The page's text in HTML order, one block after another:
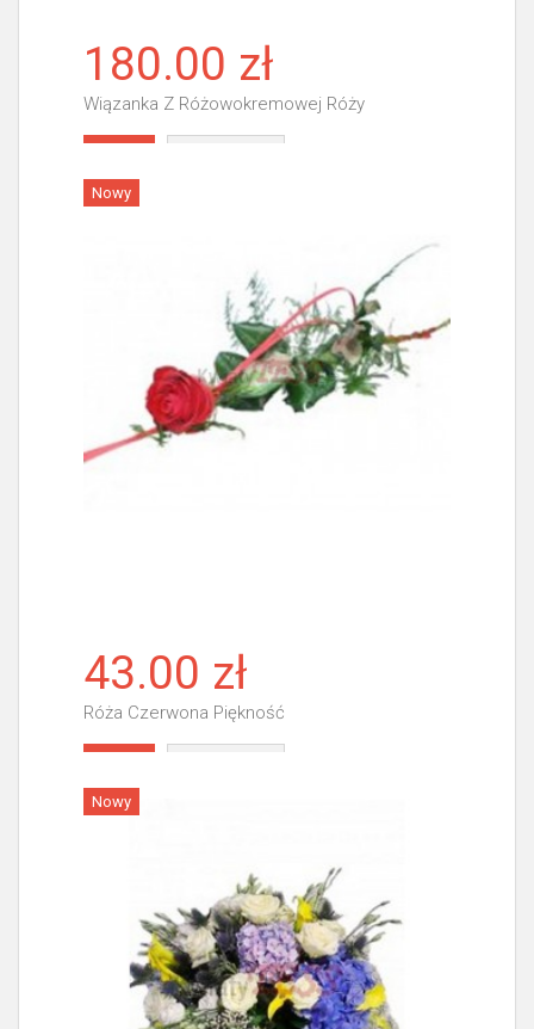
180.00 zł
Wiązanka Z Różowokremowej Róży
Nowy
43.00 zł
Róża Czerwona Piękność
Nowy